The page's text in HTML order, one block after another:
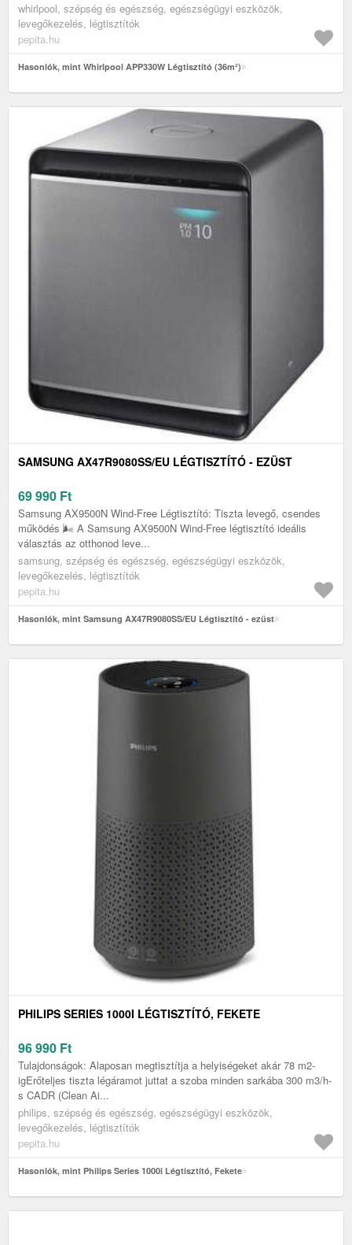
whirlpool, szépség és egészség, egészségügyi eszközök,
levegőkezelés, légtisztítók
pepita.hu
Hasonlók, mint Whirlpool APP330W Légtisztító (36m²)
SAMSUNG AX47R9080SS/EU LÉGTISZTÍTÓ - EZÜST
69 990 Ft
Samsung AX9500N Wind-Free Légtisztító: Tiszta levegő, csendes
működés 🌬️ A Samsung AX9500N Wind-Free légtisztító ideális
választás az otthonod leve...
samsung, szépség és egészség, egészségügyi eszközök,
levegőkezelés, légtisztítók
pepita.hu
Hasonlók, mint Samsung AX47R9080SS/EU Légtisztító - ezüst
PHILIPS SERIES 1000I LÉGTISZTÍTÓ, FEKETE
96 990 Ft
Tulajdonságok: Alaposan megtisztítja a helyiségeket akár 78 m2-
igErőteljes tiszta légáramot juttat a szoba minden sarkába 300 m3/h-
s CADR (Clean Ai...
philips, szépség és egészség, egészségügyi eszközök,
levegőkezelés, légtisztítók
pepita.hu
Hasonlók, mint Philips Series 1000i Légtisztító, Fekete